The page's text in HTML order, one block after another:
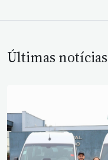
Últimas notícias